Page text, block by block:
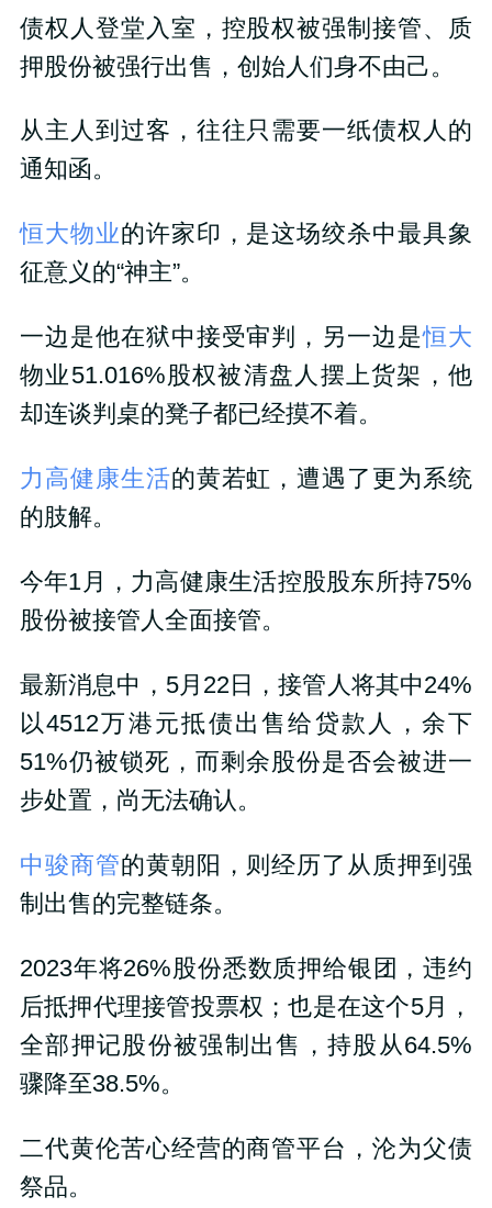
债权人登堂入室，控股权被强制接管、质
押股份被强行出售，创始人们身不由己。
从主人到过客，往往只需要一纸债权人的
通知函。
恒大物业的许家印，是这场绞杀中最具象
征意义的“神主”。
一边是他在狱中接受审判，另一边是恒大
物业51.016%股权被清盘人摆上货架，他
却连谈判桌的凳子都已经摸不着。
力高健康生活的黄若虹，遭遇了更为系统
的肢解。
今年1月，力高健康生活控股股东所持75%
股份被接管人全面接管。
最新消息中，5月22日，接管人将其中24%
以4512万港元抵债出售给贷款人，余下
51%仍被锁死，而剩余股份是否会被进一
步处置，尚无法确认。
中骏商管的黄朝阳，则经历了从质押到强
制出售的完整链条。
2023年将26%股份悉数质押给银团，违约
后抵押代理接管投票权；也是在这个5月，
全部押记股份被强制出售，持股从64.5%
骤降至38.5%。
二代黄伦苦心经营的商管平台，沦为父债
祭品。